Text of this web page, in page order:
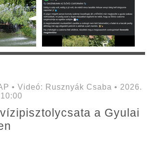
• Videó: Rusznyák Csaba • 2026.
a Gyulai